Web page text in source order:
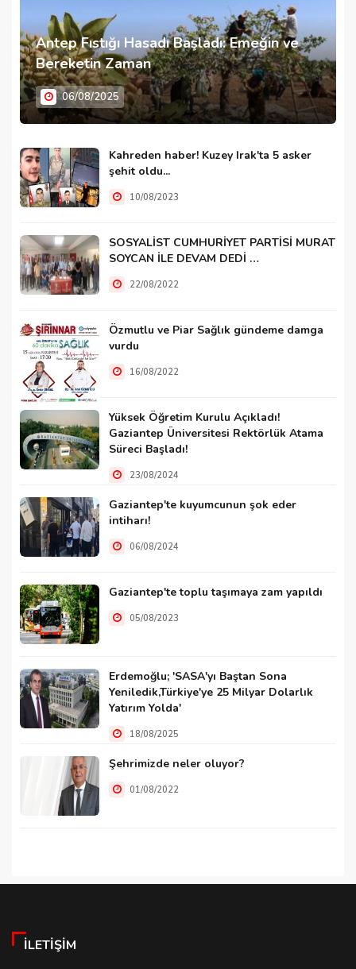
Antep Fıstığı Hasadı Başladı: Emeğin ve
Bereketin Zaman
06/08/2025
Kahreden haber! Kuzey Irak'ta 5 asker
şehit oldu...
10/08/2023
SOSYALİST CUMHURİYET PARTİSİ MURAT
SOYCAN İLE DEVAM DEDİ …
22/08/2022
Özmutlu ve Piar Sağlık gündeme damga
vurdu
16/08/2022
Yüksek Öğretim Kurulu Açıkladı!
Gaziantep Üniversitesi Rektörlük Atama
Süreci Başladı!
23/08/2024
Gaziantep'te kuyumcunun şok eder
intiharı!
06/08/2024
Gaziantep'te toplu taşımaya zam yapıldı
05/08/2023
Erdemoğlu; 'SASA'yı Baştan Sona
Yeniledik,Türkiye'ye 25 Milyar Dolarlık
Yatırım Yolda'
18/08/2025
Şehrimizde neler oluyor?
01/08/2022
İLETIŞIM